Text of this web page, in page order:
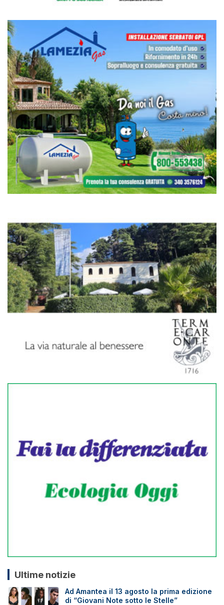
Ultime notizie
Ad Amantea il 13 agosto la prima edizione
di “Giovani Note sotto le Stelle”